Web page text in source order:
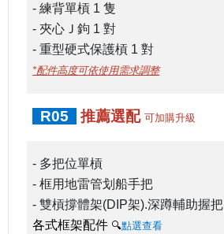
- 練背單槓 1 隻
- 夾心Ｊ鉤 1對
- 重型硬式保護槓 1對
*配件高度可依使用需求調整
R05 推薦選配可加購升級
- 多把位單槓
- 框用地雷管划船手把
- 雙槓撐體架(DIP架).深蹲輔助握把
各式框架配件 🔍點選查看